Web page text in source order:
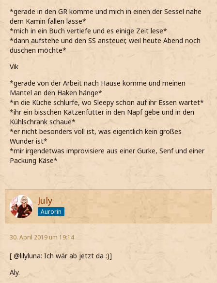
*gerade in den GR komme und mich in einen der Sessel nahe
dem Kamin fallen lasse*
*mich in ein Buch vertiefe und es einige Zeit lese*
*dann aufstehe und den SS ansteuer, weil heute Abend noch
duschen möchte*
Vik
*gerade von der Arbeit nach Hause komme und meinen
Mantel an den Haken hänge*
*in die Küche schlurfe, wo Sleepy schon auf ihr Essen wartet*
*ihr ein bisschen Katzenfutter in den Napf gebe und in den
Kühlschrank schaue*
*er nicht besonders voll ist, was eigentlich kein großes
Wunder ist*
*mir irgendetwas improvisiere aus einer Gurke, Senf und einer
Packung Käse*
July
Aurorin
30. April 2019 um 19:14
[ @lilyluna: Ich wär ab jetzt da :)]
Aly.